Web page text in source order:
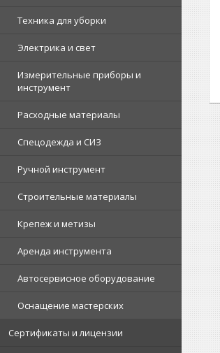
Техника для уборки
Электрика и свет
Измерительные приборы и
инструмент
Расходные материалы
Спецодежда и СИЗ
Ручной инструмент
Строительные материалы
Крепеж и метизы
Аренда инструмента
Автосервисное оборудование
Оснащение мастерских
Сертификаты и лицензии